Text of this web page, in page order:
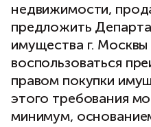
недвижимости,
предложить
имущества г.
воспользоваться
правом покупки
этого требования
минимум,